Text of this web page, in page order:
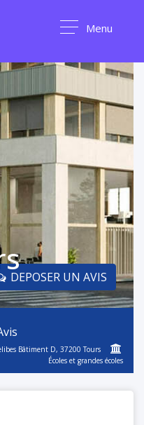
Menu
DEPOSER UN AVIS
Bâtiment D, 37200 Tours
Écoles et grandes écoles